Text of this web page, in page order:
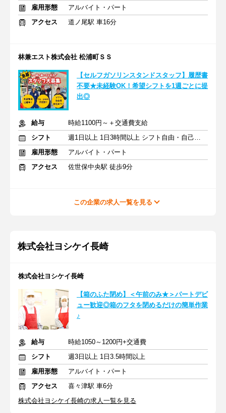
雇用形態
アルバイト・パート
アクセス
道ノ尾駅 車16分
林兼エスト株式会社 松浦町ＳＳ
【セルフガソリンスタンドスタッフ】履歴書
不要★未経験OK！希望シフトを1週ごとに提
出◎
給与
時給1100円～＋交通費支給
シフト
週1日以上 1日3時間以上 シフト自由・自己申告
雇用形態
アルバイト・パート
アクセス
佐世保中央駅 徒歩9分
この企業の求人一覧を見る
株式会社ヨシケイ長崎
株式会社ヨシケイ長崎
【箱のふた閉め】＜午前のみ★＞パートデビ
ュー歓迎◎箱のフタを閉めるだけの簡単作業
♪
給与
時給1050～1200円+交通費
シフト
週3日以上 1日3.5時間以上
雇用形態
アルバイト・パート
アクセス
喜々津駅 車6分
株式会社ヨシケイ長崎の求人一覧を見る